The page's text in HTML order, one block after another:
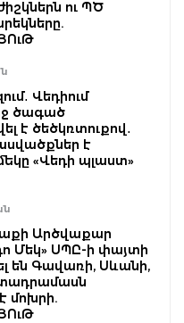
ու ՊԾ
Վեդիում
ծագած
է ծեծկռտուքով․
է
«Վեդի պլաստ»
Արծվաքար
Մեկ» ՍՊԸ-ի փայտի
են Գավառի, Սևանի,
մոխրի.